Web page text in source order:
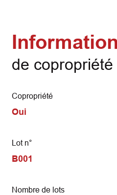
de copropriété
Copropriété
Oui
Lot n°
B001
Nombre de lots